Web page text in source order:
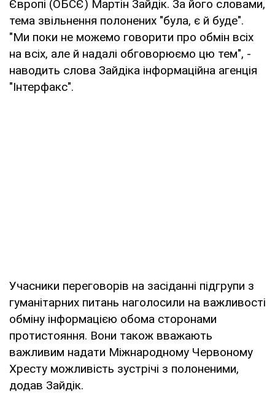
Європі (ОБСЄ) Мартін Зайдік. За його словами,
тема звільнення полонених "була, є й буде".
"Ми поки не можемо говорити про обмін всіх
на всіх, але й надалі обговорюємо цю тем", -
наводить слова Зайдіка інформаційна агенція
"Інтерфакс".
Учасники переговорів на засіданні підгрупи з
гуманітарних питань наголосили на важливості
обміну інформацією обома сторонами
протистояння. Вони також вважають
важливим надати Міжнародному Червоному
Хресту можливість зустрічі з полоненими,
додав Зайдік.